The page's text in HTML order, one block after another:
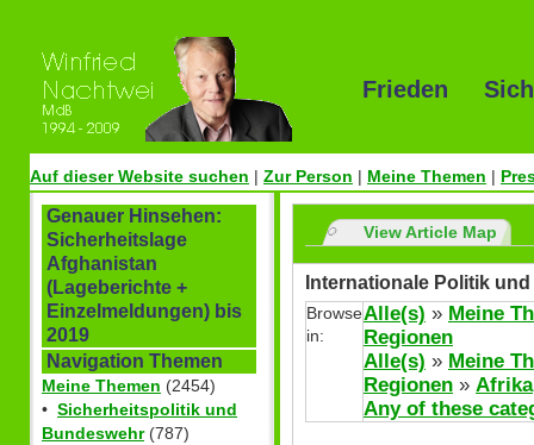
Frieden
Auf dieser Website suchen | Zur Person | Meine Themen |
Genauer Hinsehen:
Sicherheitslage
Afghanistan
(Lageberichte +
Einzelmeldungen) bis
2019
Navigation Themen
Meine Themen (2454)
• Sicherheitspolitik und
Bundeswehr(787)
View Article Map
Internationale Politik
Browse
in:
Alle(s) » Meine
Regionen
Alle(s) » Meine
Regionen » Afrika
Any of these